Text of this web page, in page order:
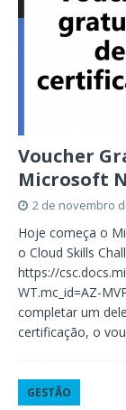
Voucher
Microsoft
2 de novembro
Hoje começa o
o Cloud Skills
https://
WT.mc_id=AZ-
completar um
certificação, o
GESTÃO